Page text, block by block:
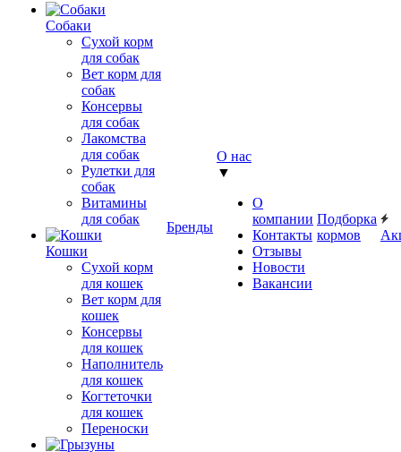
Собаки
Сухой корм
для собак
Вет корм для
собак
Консервы
для собак
Лакомства
для собак
Рулетки для
собак
Витамины
для собак
Кошки
Сухой корм
для кошек
Вет корм для
кошек
Консервы
для кошек
Наполнитель
для кошек
Когтеточки
для кошек
Переноски
Бренды
О нас
▼
О
компании
Контакты
Отзывы
Новости
Вакансии
Подборка
кормов